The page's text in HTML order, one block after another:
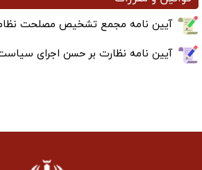
آیین نامه مجمع تشخیص مصلحت
آیین نامه نظارت بر حسن اجرای